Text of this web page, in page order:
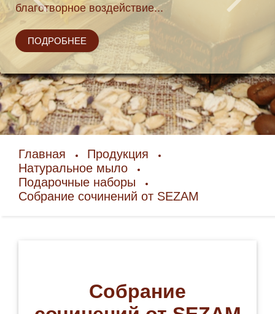
благотворное воздействие...
ПОДРОБНЕЕ
Главная
Продукция
Натуральное мыло
Подарочные наборы
Собрание сочинений от SEZAM
Собрание